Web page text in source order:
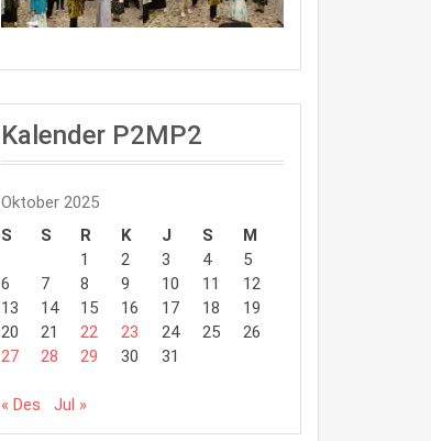
Kalender P2MP2
Oktober 2025
S
S R K J S
M
1
2 3 4
5
6
7 8 9 10 11
12
13
14 15 16 17 18
19
20
21 22 23 24 25
26
27
28 29 30 31
« Des Jul »